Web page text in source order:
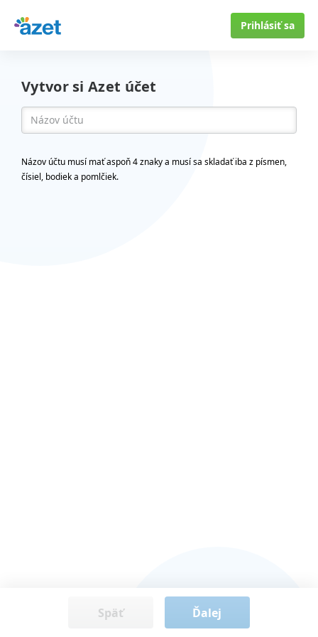
Prihlásiť sa
Vytvor si Azet účet
Názov účtu musí mať aspoň 4 znaky a musí sa skladať iba z písmen,
čísiel, bodiek a pomlčiek.